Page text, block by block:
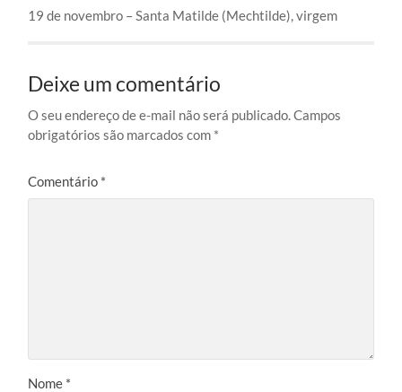
19 de novembro – Santa Matilde (Mechtilde), virgem
Deixe um comentário
O seu endereço de e-mail não será publicado.Campos
obrigatórios são marcados com *
Comentário *
Nome *